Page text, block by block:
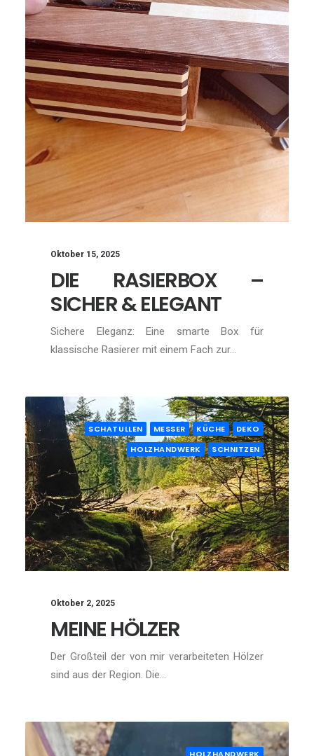
Oktober 15, 2025
DIE RASIERBOX –
SICHER & ELEGANT
Sichere Eleganz: Eine smarte Box für
klassische Rasierer mit einem Fach zur…
SCHATULLEN MESSER KÜCHE
DEKO
HOLZHANDWERK
SCHNITZEN
Oktober 2, 2025
MEINE HÖLZER
Der Großteil der von mir verarbeiteten Hölzer
sind aus der Region. Die…